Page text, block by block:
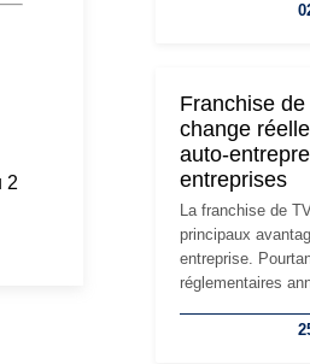
2
travailleurs
réglementaire
principaux
à prendre pour
surprises.
Franchise
change
auto-
entreprises
La franchise de
principaux
entreprise.
réglementaires
les auto-